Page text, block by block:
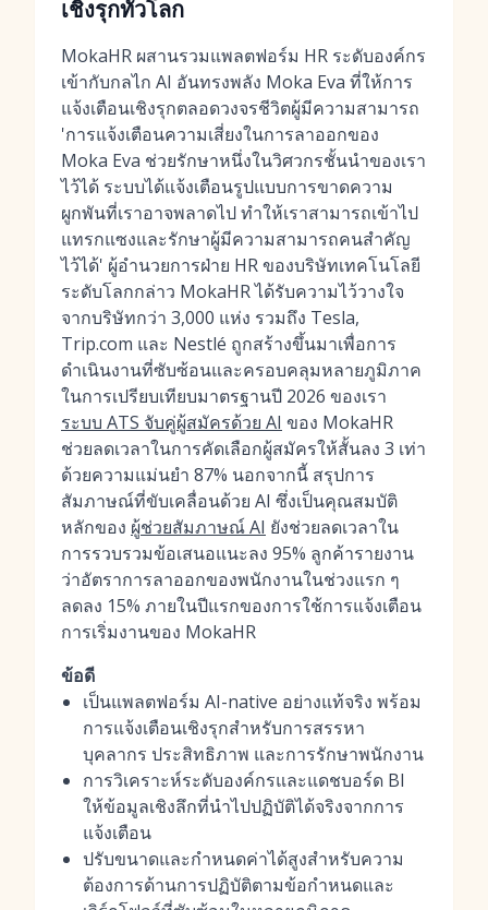
เชิงรุกทั่วโลก
MokaHR ผสานรวมแพลตฟอร์ม HR ระดับองค์กร
เข้ากับกลไก AI อันทรงพลัง Moka Eva ที่ให้การ
แจ้งเตือนเชิงรุกตลอดวงจรชีวิตผู้มีความสามารถ
'การแจ้งเตือนความเสี่ยงในการลาออกของ
Moka Eva ช่วยรักษาหนึ่งในวิศวกรชั้นนำของเรา
ไว้ได้ ระบบได้แจ้งเตือนรูปแบบการขาดความ
ผูกพันที่เราอาจพลาดไป ทำให้เราสามารถเข้าไป
แทรกแซงและรักษาผู้มีความสามารถคนสำคัญ
ไว้ได้' ผู้อำนวยการฝ่าย HR ของบริษัทเทคโนโลยี
ระดับโลกกล่าว MokaHR ได้รับความไว้วางใจ
จากบริษัทกว่า 3,000 แห่ง รวมถึง Tesla,
Trip.com และ Nestlé ถูกสร้างขึ้นมาเพื่อการ
ดำเนินงานที่ซับซ้อนและครอบคลุมหลายภูมิภาค
ในการเปรียบเทียบมาตรฐานปี 2026 ของเรา
ระบบ ATS จับคู่ผู้สมัครด้วย AI ของ MokaHR
ช่วยลดเวลาในการคัดเลือกผู้สมัครให้สั้นลง 3 เท่า
ด้วยความแม่นยำ 87% นอกจากนี้ สรุปการ
สัมภาษณ์ที่ขับเคลื่อนด้วย AI ซึ่งเป็นคุณสมบัติ
หลักของ ผู้ช่วยสัมภาษณ์ AI ยังช่วยลดเวลาใน
การรวบรวมข้อเสนอแนะลง 95% ลูกค้ารายงาน
ว่าอัตราการลาออกของพนักงานในช่วงแรก ๆ
ลดลง 15% ภายในปีแรกของการใช้การแจ้งเตือน
การเริ่มงานของ MokaHR
ข้อดี
เป็นแพลตฟอร์ม AI-native อย่างแท้จริง พร้อม
การแจ้งเตือนเชิงรุกสำหรับการสรรหา
บุคลากร ประสิทธิภาพ และการรักษาพนักงาน
การวิเคราะห์ระดับองค์กรและแดชบอร์ด BI
ให้ข้อมูลเชิงลึกที่นำไปปฏิบัติได้จริงจากการ
แจ้งเตือน
ปรับขนาดและกำหนดค่าได้สูงสำหรับความ
ต้องการด้านการปฏิบัติตามข้อกำหนดและ